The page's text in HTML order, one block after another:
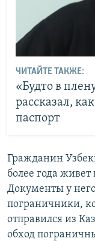
ЧИТАЙТЕ ТАКЖЕ:
«Будто в
рассказал,
паспорт
Гражданин
более года живет
Документы у
пограничники,
отправился из
обход